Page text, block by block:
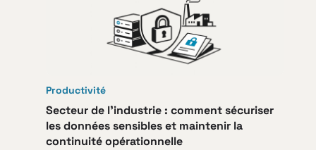
Productivité
Secteur de l’industrie : comment sécuriser
les données sensibles et maintenir la
continuité opérationnelle